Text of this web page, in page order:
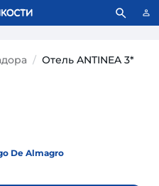
файлы. Что это значит?
Отель ANTINEA 3*
De Almagro